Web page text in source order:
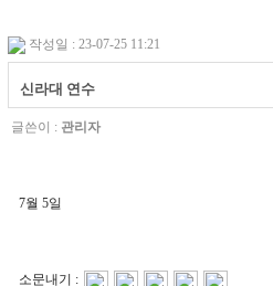
작성일 : 23-07-25 11:21
신라대 연수
글쓴이 : 관리자
7월 5일
소문내기 :